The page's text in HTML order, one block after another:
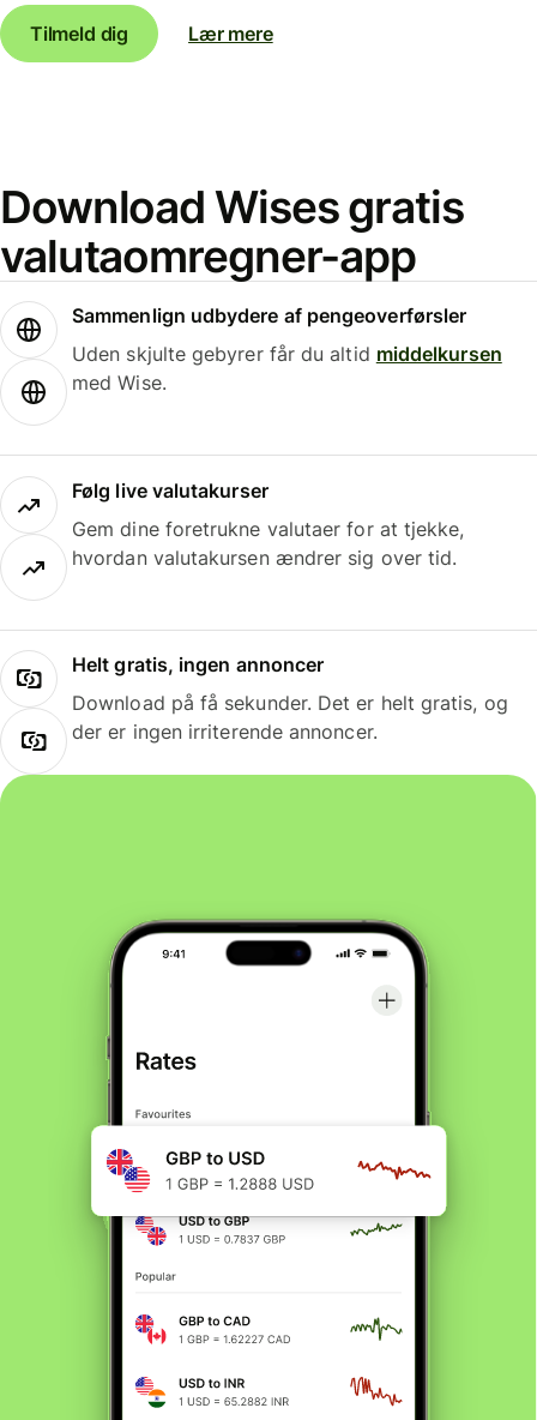
Tilmeld dig
Lær mere
Download Wises gratis
valutaomregner-app
Sammenlign udbydere af pengeoverførsler
Uden skjulte gebyrer får du altid middelkursen
med Wise.
Følg live valutakurser
Gem dine foretrukne valutaer for at tjekke,
hvordan valutakursen ændrer sig over tid.
Helt gratis, ingen annoncer
Download på få sekunder. Det er helt gratis, og
der er ingen irriterende annoncer.